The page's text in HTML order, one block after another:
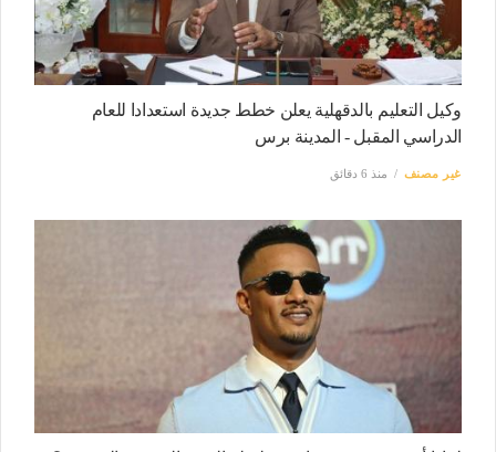
وكيل التعليم بالدقهلية يعلن خطط جديدة استعدادا للعام
الدراسي المقبل - المدينة برس
غير مصنف منذ 6 دقائق